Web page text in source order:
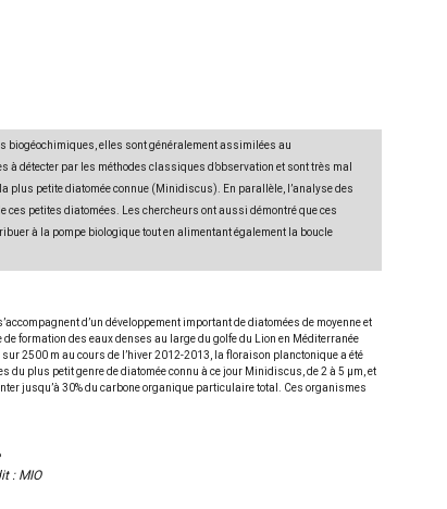
biogéochimiques, elles sont généralement assimilées au
détecter par les méthodes classiques d’observation et sont très mal
plus petite diatomée connue (Minidiscus). En parallèle, l’analyse des
ces petites diatomées. Les chercheurs ont aussi démontré que ces
à la pompe biologique tout en alimentant également la boucle
d’un développement important de diatomées de moyenne et
formation des eaux denses au large du golfe du Lion en Méditerranée
2500 m au cours de l’hiver 2012-2013, la floraison planctonique a été
du plus petit genre de diatomée connu à ce jour Minidiscus, de 2 à 5 μm, et
jusqu’à 30% du carbone organique particulaire total. Ces organismes
: MIO